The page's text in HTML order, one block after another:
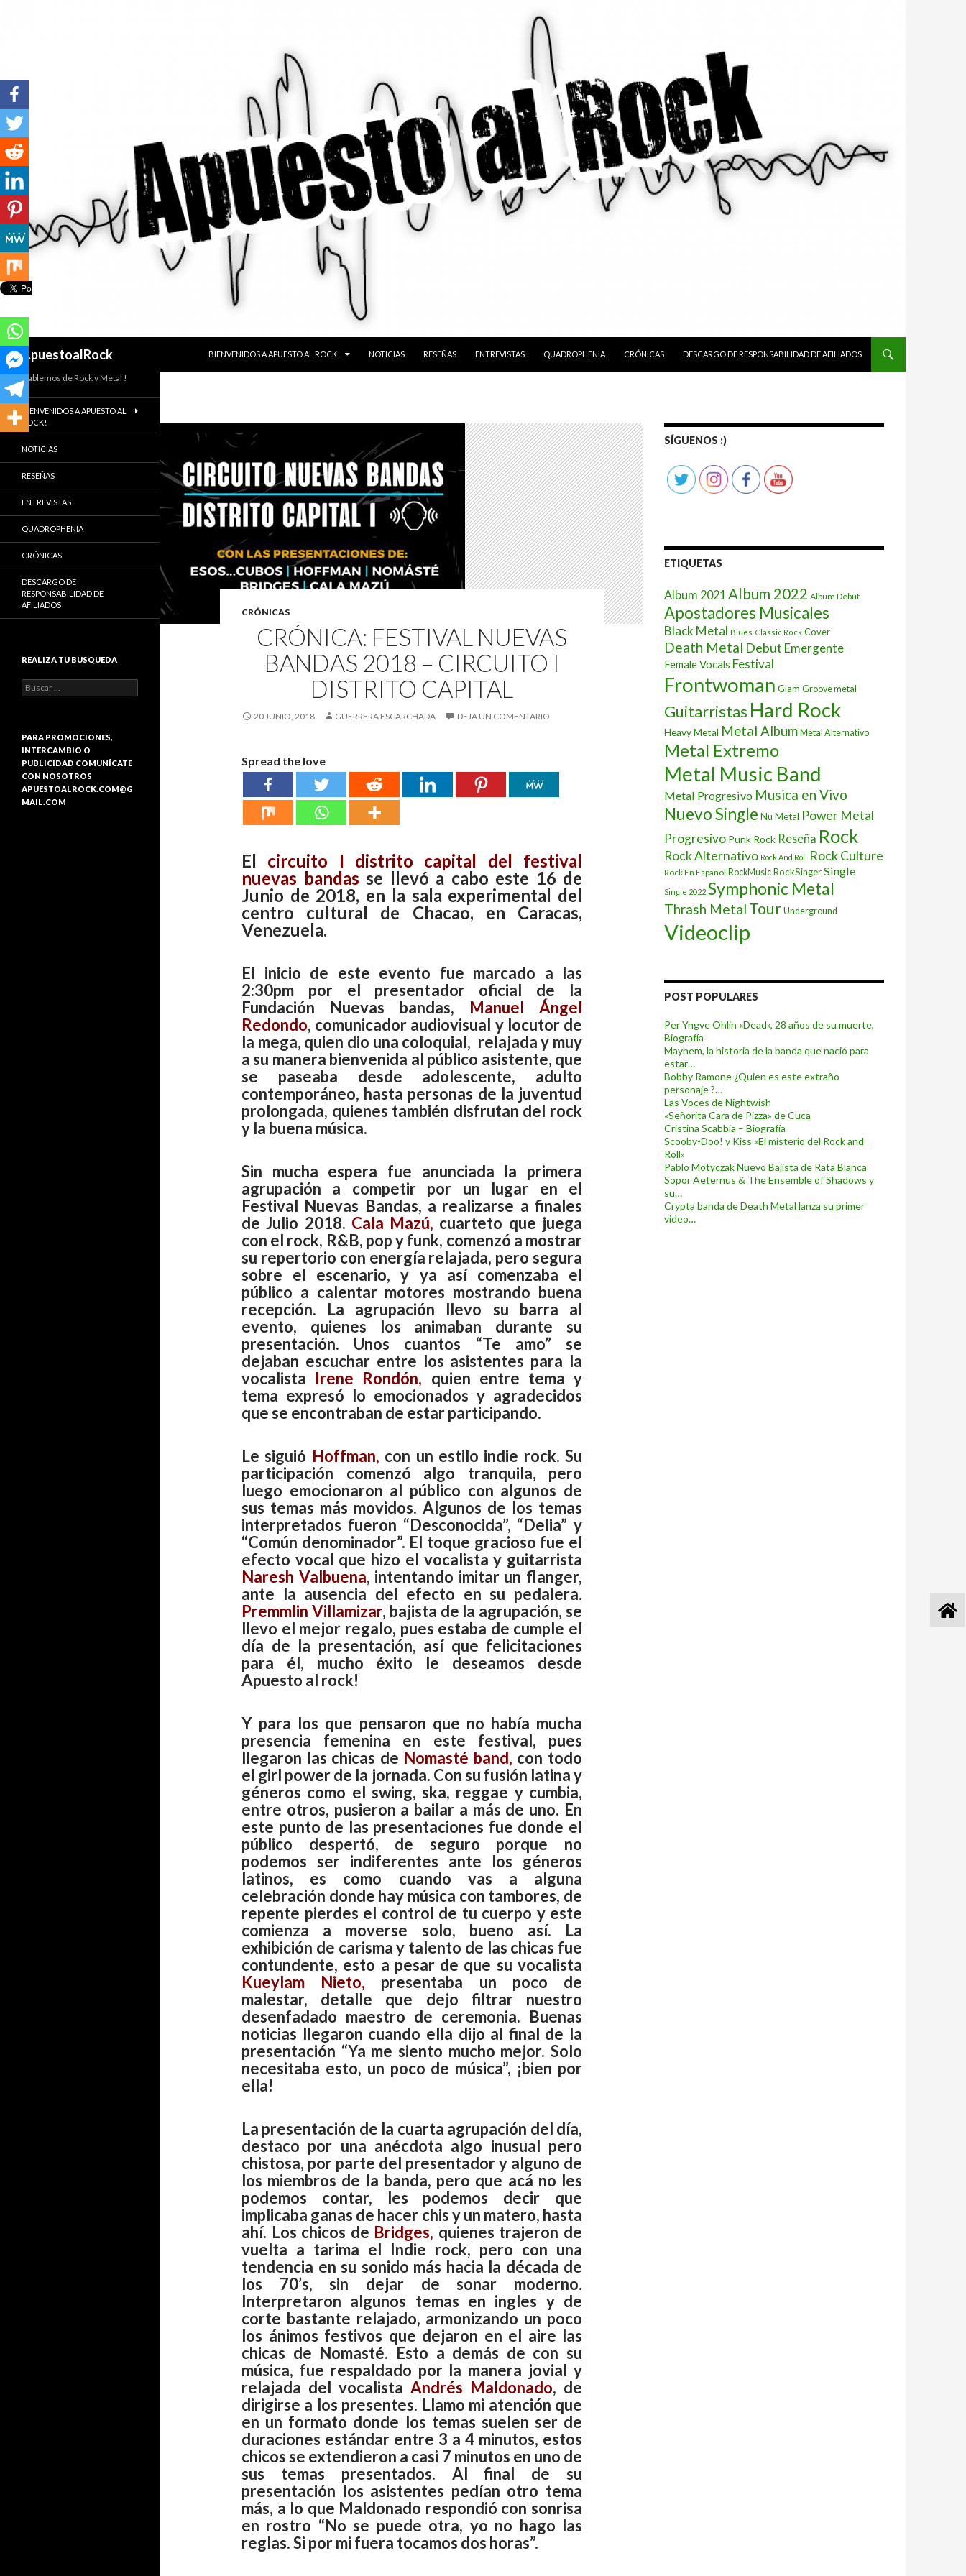
ApuestoalRock
Buscar
BIENVENIDOS A APUESTO AL ROCK!
NOTICIAS RESEÑAS ENTREVISTAS QUADROPHENIA CRÓNICAS DESCARGO DE RESPONSABILIDAD DE AFILIADOS
CRÓNICAS
CRÓNICA: FESTIVAL NUEVAS
BANDAS 2018 – CIRCUITO I
DISTRITO CAPITAL
20 JUNIO, 2018 GUERRERA ESCARCHADA DEJA UN COMENTARIO
Spread the love
El circuito I distrito capital del festival
nuevas bandas se llevó a cabo este 16 de
Junio de 2018, en la sala experimental del
centro cultural de Chacao, en Caracas,
Venezuela.
El inicio de este evento fue marcado a las
2:30pm por el presentador oficial de la
Fundación Nuevas bandas, Manuel Ángel
Redondo, comunicador audiovisual y locutor de
la mega, quien dio una coloquial, relajada y muy
a su manera bienvenida al público asistente, que
se paseaba desde adolescente, adulto
contemporáneo, hasta personas de la juventud
prolongada, quienes también disfrutan del rock
y la buena música.
Sin mucha espera fue anunciada la primera
agrupación a competir por un lugar en el
Festival Nuevas Bandas, a realizarse a finales
de Julio 2018. Cala Mazú, cuarteto que juega
con el rock, R&B, pop y funk, comenzó a mostrar
su repertorio con energía relajada, pero segura
sobre el escenario, y ya así comenzaba el
público a calentar motores mostrando buena
recepción. La agrupación llevo su barra al
evento, quienes los animaban durante su
presentación. Unos cuantos “Te amo” se
dejaban escuchar entre los asistentes para la
vocalista Irene Rondón, quien entre tema y
tema expresó lo emocionados y agradecidos
que se encontraban de estar participando.
Le siguió Hoffman, con un estilo indie rock. Su
participación comenzó algo tranquila, pero
luego emocionaron al público con algunos de
sus temas más movidos. Algunos de los temas
interpretados fueron “Desconocida”, “Delia” y
“Común denominador”. El toque gracioso fue el
efecto vocal que hizo el vocalista y guitarrista
Naresh Valbuena, intentando imitar un flanger,
ante la ausencia del efecto en su pedalera.
Premmlin Villamizar, bajista de la agrupación, se
llevo el mejor regalo, pues estaba de cumple el
día de la presentación, así que felicitaciones
para él, mucho éxito le deseamos desde
Apuesto al rock!
Y para los que pensaron que no había mucha
presencia femenina en este festival, pues
llegaron las chicas de Nomasté band, con todo
el girl power de la jornada. Con su fusión latina y
géneros como el swing, ska, reggae y cumbia,
entre otros, pusieron a bailar a más de uno. En
este punto de las presentaciones fue donde el
público despertó, de seguro porque no
podemos ser indiferentes ante los géneros
latinos, es como cuando vas a alguna
celebración donde hay música con tambores, de
repente pierdes el control de tu cuerpo y este
comienza a moverse solo, bueno así. La
exhibición de carisma y talento de las chicas fue
contundente, esto a pesar de que su vocalista
Kueylam Nieto, presentaba un poco de
malestar, detalle que dejo filtrar nuestro
desenfadado maestro de ceremonia. Buenas
noticias llegaron cuando ella dijo al final de la
presentación “Ya me siento mucho mejor. Solo
necesitaba esto, un poco de música”, ¡bien por
ella!
La presentación de la cuarta agrupación del día,
destaco por una anécdota algo inusual pero
chistosa, por parte del presentador y alguno de
los miembros de la banda, pero que acá no les
podemos contar, les podemos decir que
implicaba ganas de hacer chis y un matero, hasta
ahí. Los chicos de Bridges, quienes trajeron de
vuelta a tarima el Indie rock, pero con una
tendencia en su sonido más hacia la década de
los 70’s, sin dejar de sonar moderno.
Interpretaron algunos temas en ingles y de
corte bastante relajado, armonizando un poco
los ánimos festivos que dejaron en el aire las
chicas de Nomasté. Esto a demás de con su
música, fue respaldado por la manera jovial y
relajada del vocalista Andrés Maldonado, de
dirigirse a los presentes. Llamo mi atención que
en un formato donde los temas suelen ser de
duraciones estándar entre 3 a 4 minutos, estos
chicos se extendieron a casi 7 minutos en uno de
sus temas presentados. Al final de su
presentación los asistentes pedían otro tema
más, a lo que Maldonado respondió con sonrisa
en rostro “No se puede otra, yo no hago las
reglas. Si por mi fuera tocamos dos horas”.
SÍGUENOS :)
ETIQUETAS
Album 2021 Album 2022 Album Debut
Apostadores Musicales
Black Metal Blues Classic Rock Cover
Death Metal Debut Emergente
Female Vocals Festival
Frontwoman Glam Groove metal
Guitarristas Hard Rock
Heavy Metal Metal Album Metal Alternativo
Metal Extremo
Metal Music Band
Metal Progresivo Musica en Vivo
Nuevo Single Nu Metal Power Metal
Progresivo Punk Rock Reseña Rock
Rock Alternativo Rock And Roll Rock Culture
Rock En Español RockMusic RockSingerSingle
Single 2022 Symphonic Metal
Thrash Metal Tour Underground
Videoclip
POST POPULARES
Per Yngve Ohlin «Dead», 28 años de su muerte,
Biografía
Mayhem, la historia de la banda que nació para
estar…
Bobby Ramone ¿Quien es este extraño
personaje ?…
Las Voces de Nightwish
«Señorita Cara de Pizza» de Cuca
Cristina Scabbia – Biografía
Scooby-Doo! y Kiss «El misterio del Rock and
Roll»
Pablo Motyczak Nuevo Bajista de Rata Blanca
Sopor Aeternus & The Ensemble of Shadows y
su…
Crypta banda de Death Metal lanza su primer
video…
Hablemos de Rock y Metal !
BIENVENIDOS A APUESTO AL
ROCK!
NOTICIAS
RESEÑAS
ENTREVISTAS
QUADROPHENIA
CRÓNICAS
DESCARGO DE
RESPONSABILIDAD DE
AFILIADOS
REALIZA TU BUSQUEDA
B
u
a
r
:
PARA PROMOCIONES,
INTERCAMBIO O
PUBLICIDAD COMUNÍCATE
CON NOSOTROS
APUESTOALROCK.COM@G
MAIL.COM